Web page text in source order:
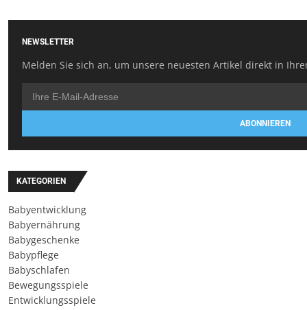
NEWSLETTER
Melden Sie sich an, um unsere neuesten Artikel direkt in
ABONNIEREN
KATEGORIEN
Babyentwicklung
Babyernährung
Babygeschenke
Babypflege
Babyschlafen
Bewegungsspiele
Entwicklungsspiele